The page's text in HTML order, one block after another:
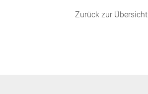
Zurück zur Übersicht